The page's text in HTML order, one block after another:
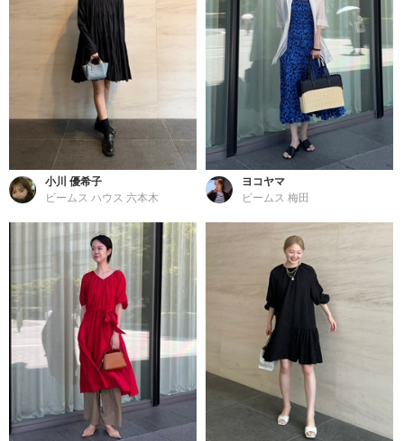
小川 優希子
ビームス ハウス 六本木
ヨコヤマ
ビームス 梅田